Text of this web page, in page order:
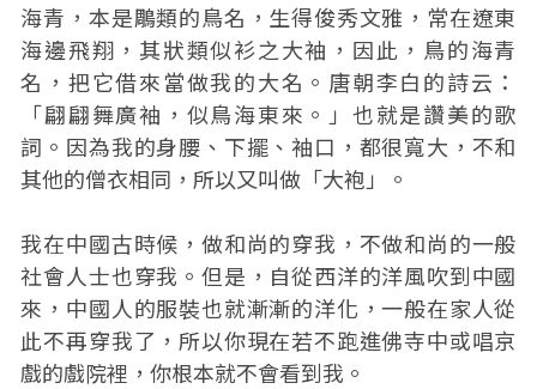
海青，本是鵰類的鳥名，生得俊秀文雅，常在遼東
海邊飛翔，其狀類似衫之大袖，因此，鳥的海青
名，把它借來當做我的大名。唐朝李白的詩云：
「翩翩舞廣袖，似鳥海東來。」也就是讚美的歌
詞。因為我的身腰、下擺、袖口，都很寬大，不和
其他的僧衣相同，所以又叫做「大袍」。
我在中國古時候，做和尚的穿我，不做和尚的一般
社會人士也穿我。但是，自從西洋的洋風吹到中國
來，中國人的服裝也就漸漸的洋化，一般在家人從
此不再穿我了，所以你現在若不跑進佛寺中或唱京
戲的戲院裡，你根本就不會看到我。